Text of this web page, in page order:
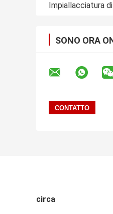
Impiallacciatura
SONO ORA
circa